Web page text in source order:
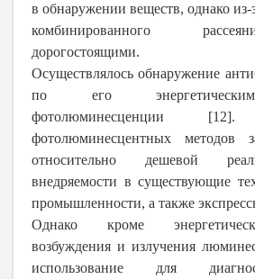
в обнаружении веществ, однако из-
комбинированного
дорогостоящими.
Осуществлялось обнаружение
по его
фотолюминесценции [12].
фотолюминесцентных методов
относительно дешевой
внедряемости в существующие
промышленности, а также
Однако кроме
возбуждения и излучения
использование для